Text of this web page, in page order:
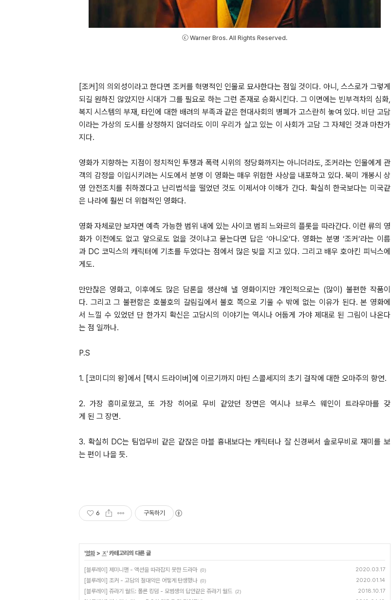
ⓒ Warner Bros. All Rights Reserved.
[조커]의 의외성이라고 한다면 조커를 혁명적인 인물로 묘사한다는 점일 것이다. 아니, 스스로가 그렇게
되길 원하진 않았지만 시대가 그를 필요로 하는 그런 존재로 승화시킨다. 그 이면에는 빈부격차의 심화,
복지 시스템의 부재, 타인에 대한 배려의 부족과 같은 현대사회의 병폐가 고스란히 놓여 있다. 비단 고담
이라는 가상의 도시를 상정하지 않더라도 이미 우리가 살고 있는 이 사회가 고담 그 자체인 것과 마찬가
지다.
영화가 지향하는 지점이 정치적인 투쟁과 폭력 시위의 정당화까지는 아니더라도, 조커라는 인물에게 관
객의 감정을 이입시키려는 시도에서 분명 이 영화는 매우 위험한 사상을 내포하고 있다. 북미 개봉시 상
영 안전조치를 취하겠다고 난리법석을 떨었던 것도 이제서야 이해가 간다. 확실히 한국보다는 미국같
은 나라에 훨씬 더 위협적인 영화다.
영화 자체로만 보자면 예측 가능한 범위 내에 있는 사이코 범죄 느와르의 플롯을 따라간다. 이런 류의 영
화가 이전에도 없고 앞으로도 없을 것이냐고 묻는다면 답은 ‘아니오’다. 영화는 분명 ‘조커’라는 이름
과 DC 코믹스의 캐릭터에 기초를 두었다는 점에서 많은 빚을 지고 있다. 그리고 배우 호아킨 피닉스에
게도.
만만찮은 영화고, 이후에도 많은 담론을 생산해 낼 영화이지만 개인적으로는 (많이) 불편한 작품이
다. 그리고 그 불편함은 호불호의 갈림길에서 불호 쪽으로 기울 수 밖에 없는 이유가 된다. 본 영화에
서 느낄 수 있었던 단 한가지 확신은 고담시의 이야기는 역시나 어둡게 가야 제대로 된 그림이 나온다
는 점 일까나.
P.S
1. [코미디의 왕]에서 [택시 드라이버]에 이르기까지 마틴 스콜세지의 초기 걸작에 대한 오마주의 향연.
2. 가장 흥미로웠고, 또 가장 히어로 무비 같았던 장면은 역시나 브루스 웨인이 트라우마를 갖
게 된 그 장면.
3. 확실히 DC는 팀업무비 같은 같잖은 마블 흉내보다는 캐릭터나 잘 신경써서 솔로무비로 재미를 보
는 편이 나을 듯.
6 구독하기
'영화> ㅈ' 카테고리의 다른 글
[블루레이] 제미니맨 - 액션을 따라잡지 못한 드라마 (0) 2020.03.17
[블루레이] 조커 - 고담의 절대악은 어떻게 탄생했나 (0) 2020.01.14
[블루레이] 쥬라기 월드: 폴른 킹덤 - 모범생의 답안같은 쥬라기 월드 (2) 2018.10.17